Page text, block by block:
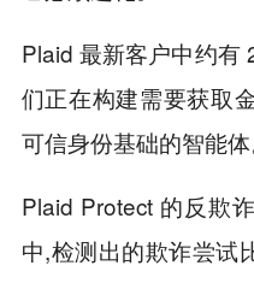
Plaid 最新客户中约
们正在构建需要获取
可信身份基础的智能体
Plaid Protect 的反欺
中,检测出的欺诈尝试